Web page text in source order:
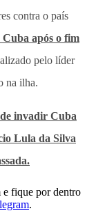
contra o país
após o fim
pelo líder
na ilha.
invadir Cuba
Lula da Silva
e fique por dentro
.